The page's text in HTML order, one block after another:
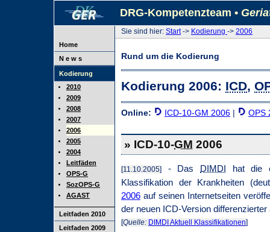
DRG-Kompetenzteam •
Home
N e w s
Kodierung
2010
2009
2008
2007
2006
2005
2004
Leitfäden
OPS-G
SozOPS-G
AGAST
Leitfaden 2010
Leitfaden 2009
Sie sind hier: Start-> Kodierung -> 2006
Rund um die Kodierung
Kodierung 2006: ICD,
Online: ICD-10-GM 2006 | OPS
» ICD-10-GM 2006
[11.10.2005] - Das DIMDI hat die
Klassifikation der Krankheiten
2006 auf seinen Internetseiten
der neuen ICD-Version
[Quelle: DIMDI Aktuell Klassifikationen]